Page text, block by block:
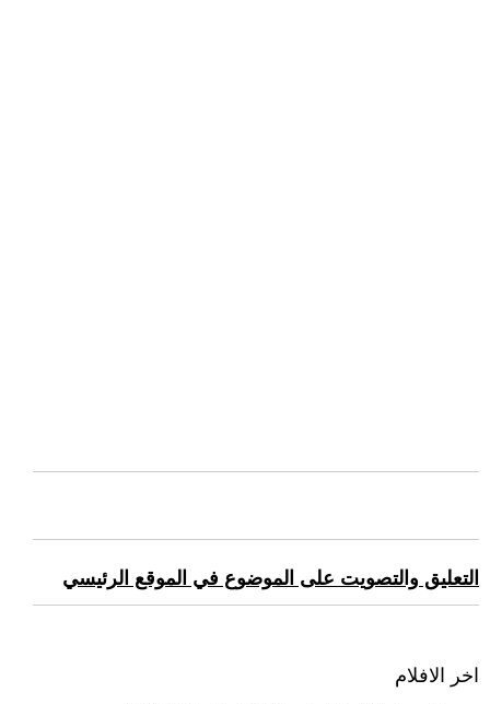
التعليق والتصويت على الموضوع في الموقع الرئيسي
اخر الافلام